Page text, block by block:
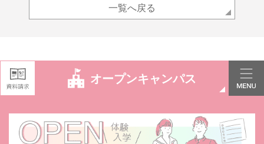
一覧へ戻る
オープンキャンパス